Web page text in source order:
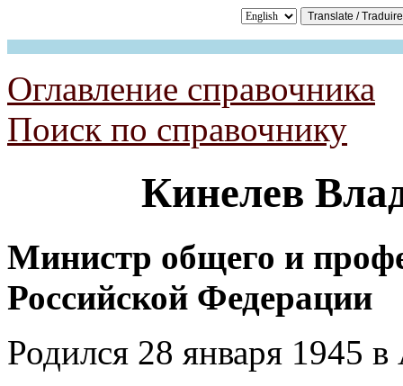
Оглавление справочника
Поиск по справочнику
Кинелев
Министр общего и
Российской Федерации
Родился 28 января 1945